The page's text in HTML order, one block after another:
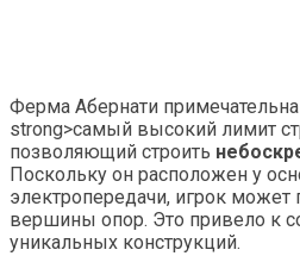
Ферма Абернати
strong>самый высокий лимит
позволяющий строить
Поскольку он расположен у
электропередачи, игрок может
вершины опор. Это привело к
уникальных конструкций.